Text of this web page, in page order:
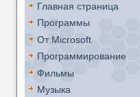
Главная страница
Программы
От Microsoft
Программирование
Фильмы
Музыка